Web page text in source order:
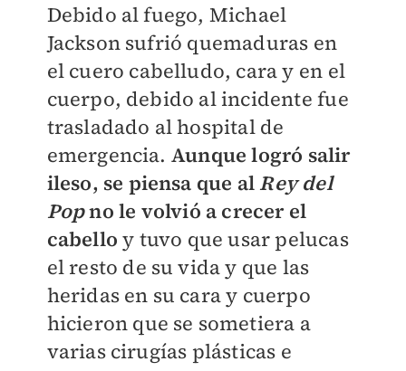
Debido al fuego, Michael
Jackson sufrió quemaduras en
el cuero cabelludo, cara y en el
cuerpo, debido al incidente fue
trasladado al hospital de
emergencia. Aunque logró salir
ileso, se piensa que al Rey del
Popno le volvió a crecer el
cabello y tuvo que usar pelucas
el resto de su vida y que las
heridas en su cara y cuerpo
hicieron que se sometiera a
varias cirugías plásticas e